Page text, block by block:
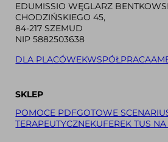
EDUMISSIO WĘGLARZ
CHODZIŃSKIEGO 45,
84-217 SZEMUD
NIP 5882503638
DLA PLACÓWEKWSPÓŁPRACA
SKLEP
POMOCE PDFGOTOWE
TERAPEUTYCZNEKUFEREK TUS NA